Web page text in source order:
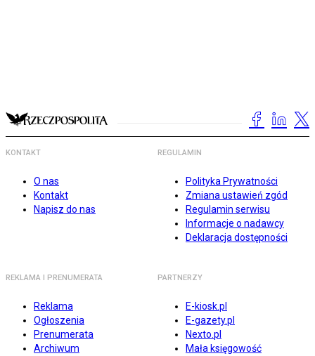
KONTAKT
O nas
Kontakt
Napisz do nas
REGULAMIN
Polityka Prywatności
Zmiana ustawień zgód
Regulamin serwisu
Informacje o nadawcy
Deklaracja dostępności
REKLAMA I PRENUMERATA
Reklama
Ogłoszenia
Prenumerata
Archiwum
PARTNERZY
E-kiosk.pl
E-gazety.pl
Nexto.pl
Mała księgowość